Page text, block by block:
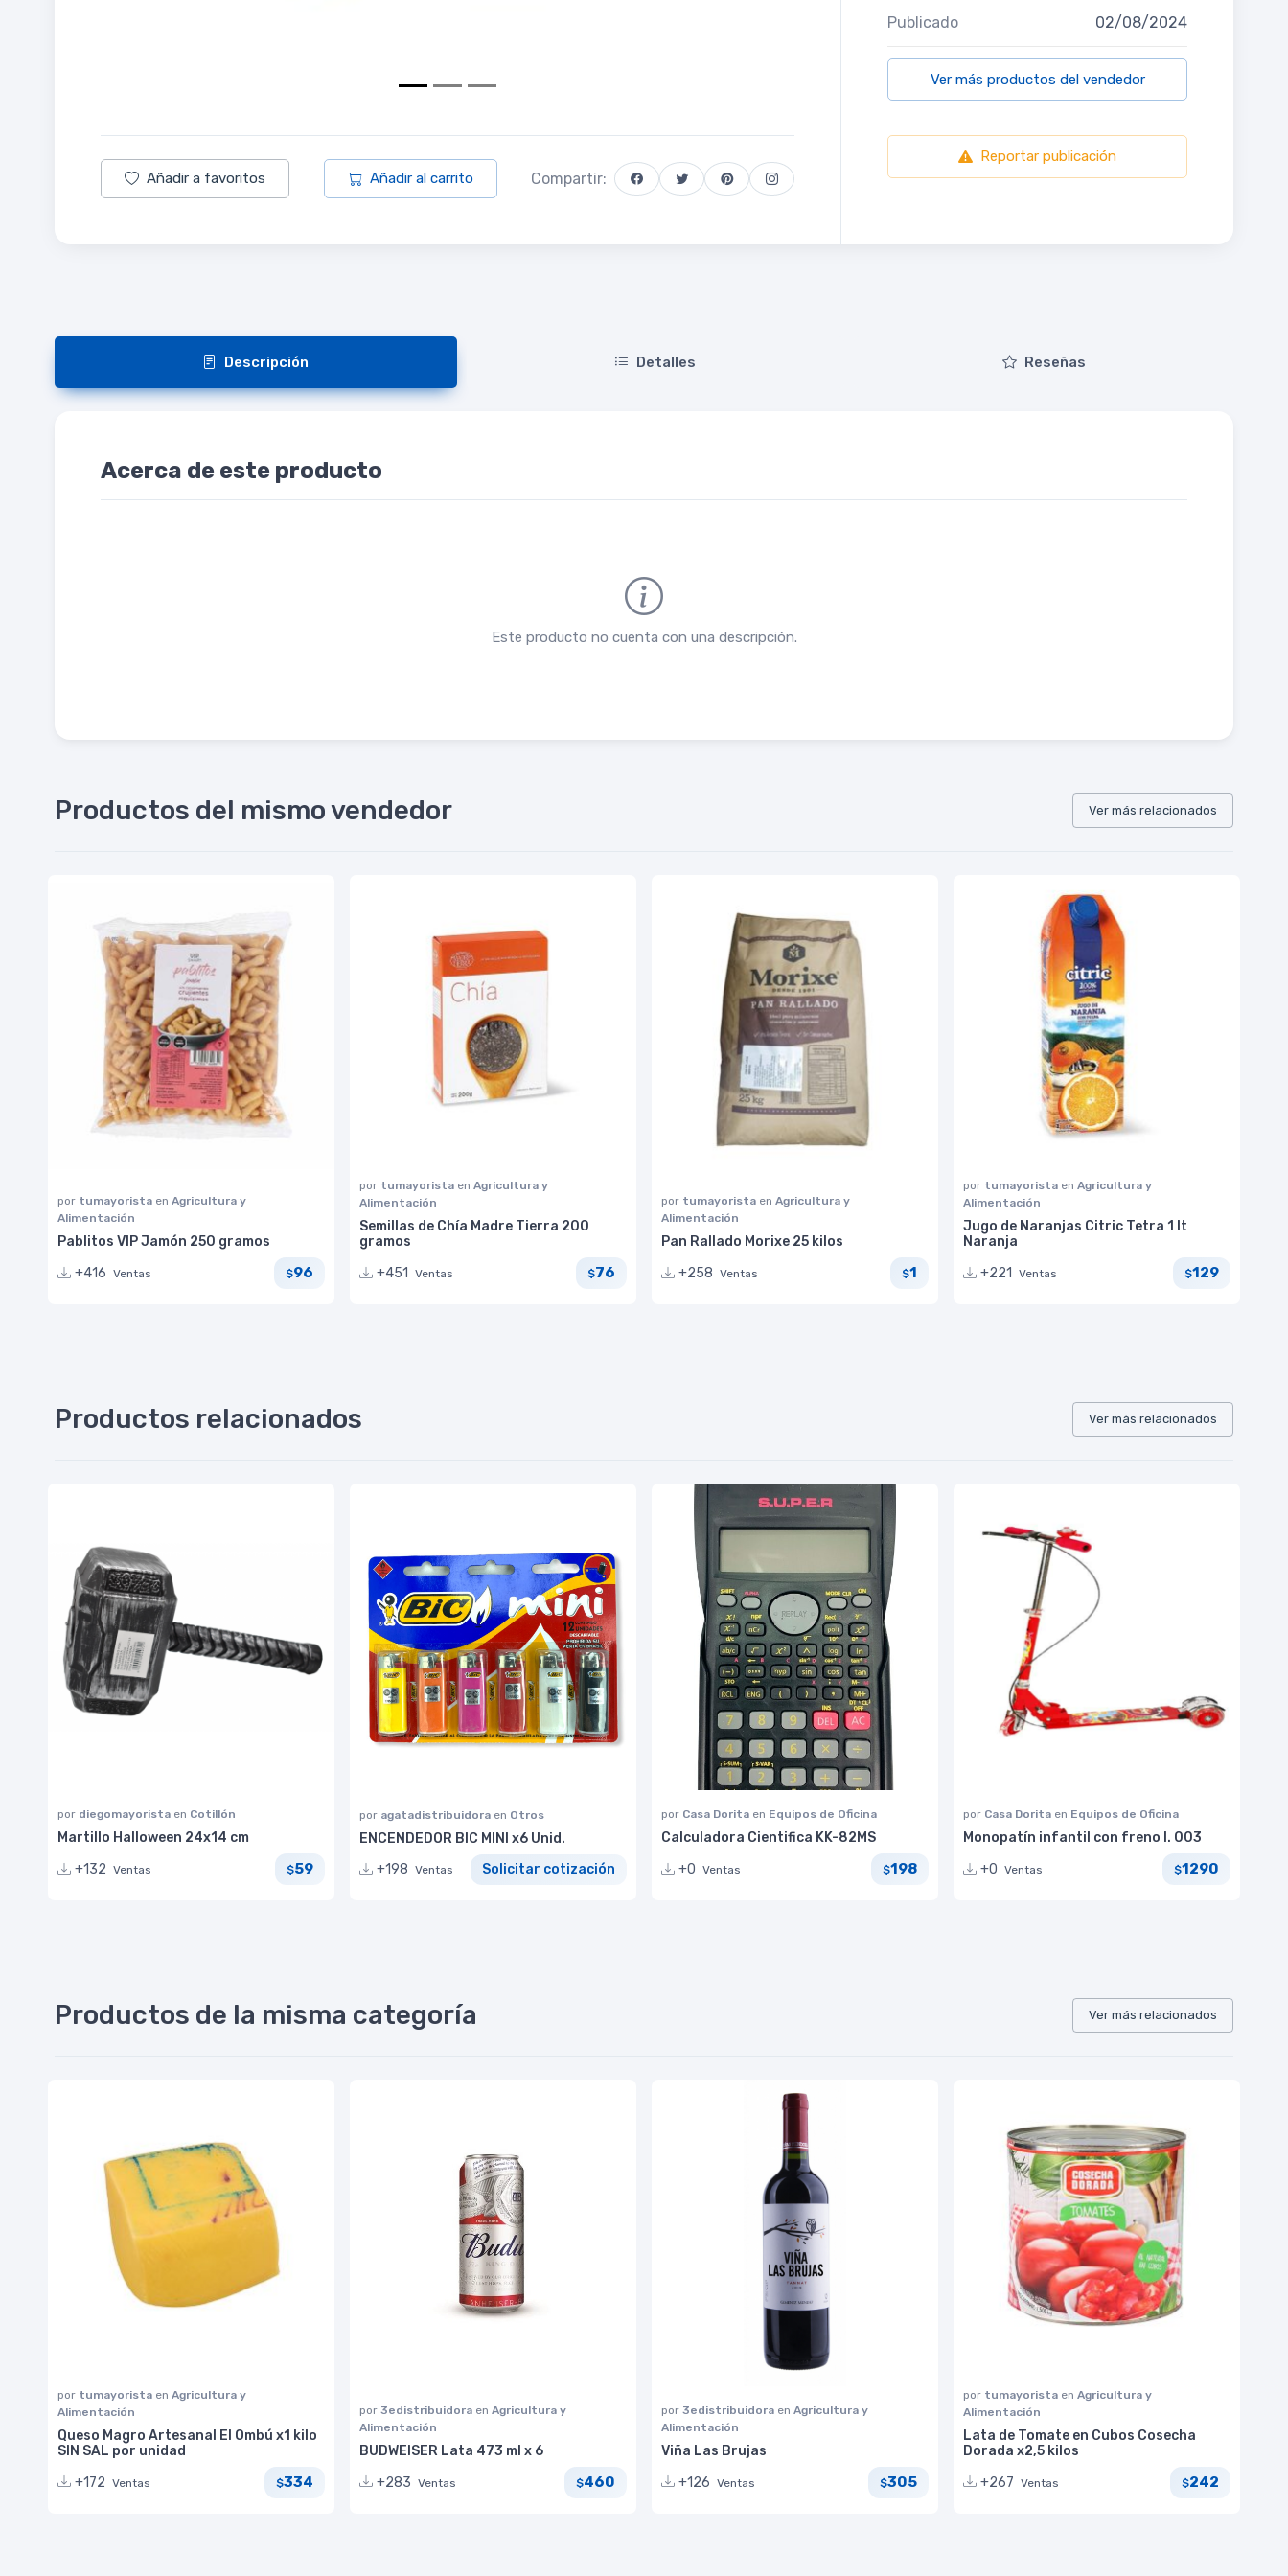
Añadir a favoritos Añadir al carrito Compartir:
Publicado 02/08/2024
Ver más productos del vendedor
Reportar publicación
Descripción Detalles Reseñas
Acerca de este producto
Este producto no cuenta con una descripción.
Productos del mismo vendedor Ver más relacionados
por tumayorista en Agricultura y
Alimentación
Pablitos VIP Jamón 250 gramos
+416 Ventas $96
por tumayorista en Agricultura y
Alimentación
Semillas de Chía Madre Tierra 200
gramos
+451
Ventas $76
por tumayorista en Agricultura y
Alimentación
Pan Rallado Morixe 25 kilos
+258 Ventas $1
por tumayorista en Agricultura y
Alimentación
Jugo de Naranjas Citric Tetra 1 lt
Naranja
+221
Ventas $129
Productos relacionados Ver más relacionados
por diegomayorista en Cotillón
Martillo Halloween 24x14 cm
+132 Ventas $59
por agatadistribuidora en Otros
ENCENDEDOR BIC MINI x6 Unid.
+198 Ventas Solicitar cotización
por Casa Dorita en Equipos de Oficina
Calculadora Cientifica KK-82MS
+0 Ventas $198
por Casa Dorita en Equipos de Oficina
Monopatín infantil con freno I. 003
+0 Ventas $1290
Productos de la misma categoría Ver más relacionados
por tumayorista en Agricultura y
Alimentación
Queso Magro Artesanal El Ombú x1 kilo
SIN SAL por unidad
+172 Ventas $334
por 3edistribuidora en Agricultura y
Alimentación
BUDWEISER Lata 473 ml x 6
+283 Ventas $460
por 3edistribuidora en Agricultura y
Alimentación
Viña Las Brujas
+126 Ventas $305
por tumayorista en Agricultura y
Alimentación
Lata de Tomate en Cubos Cosecha
Dorada x2,5 kilos
+267 Ventas $242